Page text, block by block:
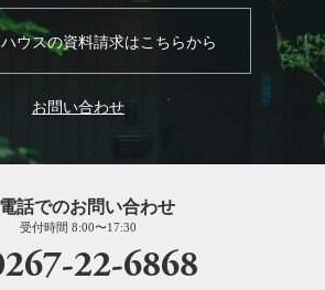
ウスの資料請求はこちらから
お問い合わせ
話でのお問い合わせ
受付時間 8:00〜17:30
22-6868